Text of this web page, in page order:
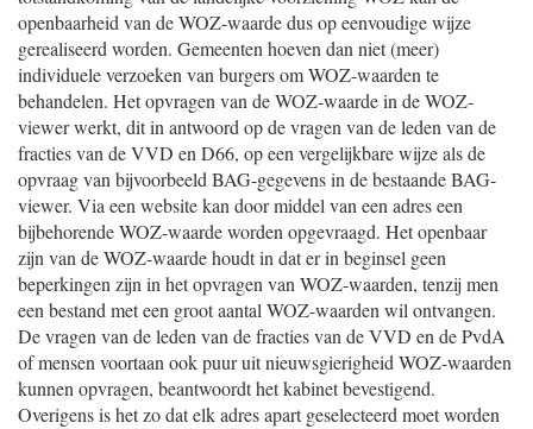
openbaarheid van de WOZ-waarde dus op eenvoudige wijze
gerealiseerd worden. Gemeenten hoeven dan niet (meer)
individuele verzoeken van burgers om WOZ-waarden te
behandelen. Het opvragen van de WOZ-waarde in de WOZ-
viewer werkt, dit in antwoord op de vragen van de leden van de
fracties van de VVD en D66, op een vergelijkbare wijze als de
opvraag van bijvoorbeeld BAG-gegevens in de bestaande BAG-
viewer. Via een website kan door middel van een adres een
bijbehorende WOZ-waarde worden opgevraagd. Het openbaar
zijn van de WOZ-waarde houdt in dat er in beginsel geen
beperkingen zijn in het opvragen van WOZ-waarden, tenzij men
een bestand met een groot aantal WOZ-waarden wil ontvangen.
De vragen van de leden van de fracties van de VVD en de PvdA
of mensen voortaan ook puur uit nieuwsgierigheid WOZ-waarden
kunnen opvragen, beantwoordt het kabinet bevestigend.
Overigens is het zo dat elk adres apart geselecteerd moet worden